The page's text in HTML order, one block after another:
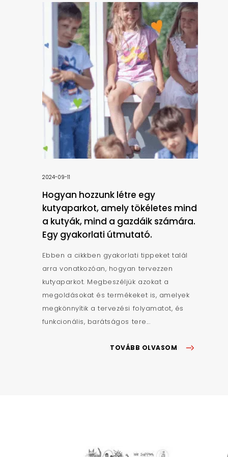
2024-09-11
Hogyan hozzunk létre egy
kutyaparkot, amely tökéletes mind
a kutyák, mind a gazdáik számára.
Egy gyakorlati útmutató.
Ebben a cikkben gyakorlati tippeket talál
arra vonatkozóan, hogyan tervezzen
kutyaparkot. Megbeszéljük azokat a
megoldásokat és termékeket is, amelyek
megkönnyítik a tervezési folyamatot, és
funkcionális, barátságos tere...
TOVÁBB OLVASOM